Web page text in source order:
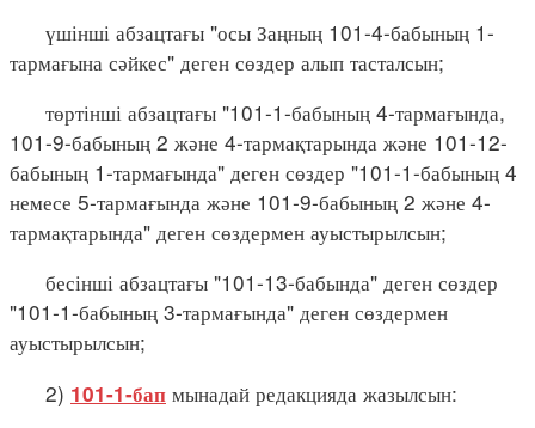
үшінші абзацтағы "осы Заңның 101-4-бабының 1-
тармағына сәйкес" деген сөздер алып тасталсын;
төртінші абзацтағы "101-1-бабының 4-тармағында,
101-9-бабының 2 және 4-тармақтарында және 101-12-
бабының 1-тармағында" деген сөздер "101-1-бабының 4
немесе 5-тармағында және 101-9-бабының 2 және 4-
тармақтарында" деген сөздермен ауыстырылсын;
бесінші абзацтағы "101-13-бабында" деген сөздер
"101-1-бабының 3-тармағында" деген сөздермен
ауыстырылсын;
2) 101-1-бап мынадай редакцияда жазылсын: